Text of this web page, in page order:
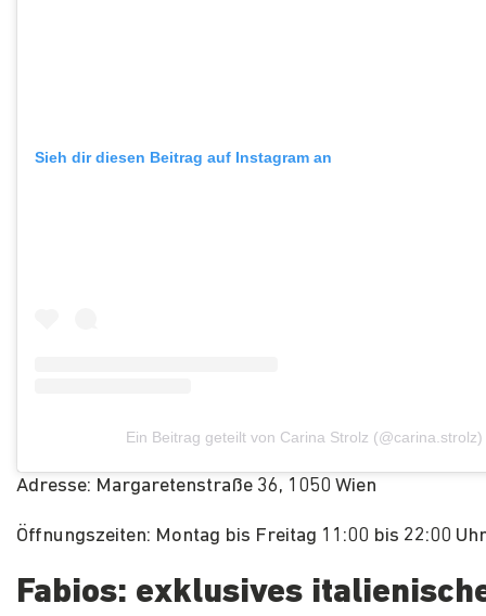
Sieh dir diesen Beitrag auf Instagram an
Ein Beitrag geteilt von Carina Strolz (@carina.strolz)
Adresse: Margaretenstraße 36, 1050 Wien
Öffnungszeiten: Montag bis Freitag 11:00 bis 22:00 Uhr
Fabios: exklusives